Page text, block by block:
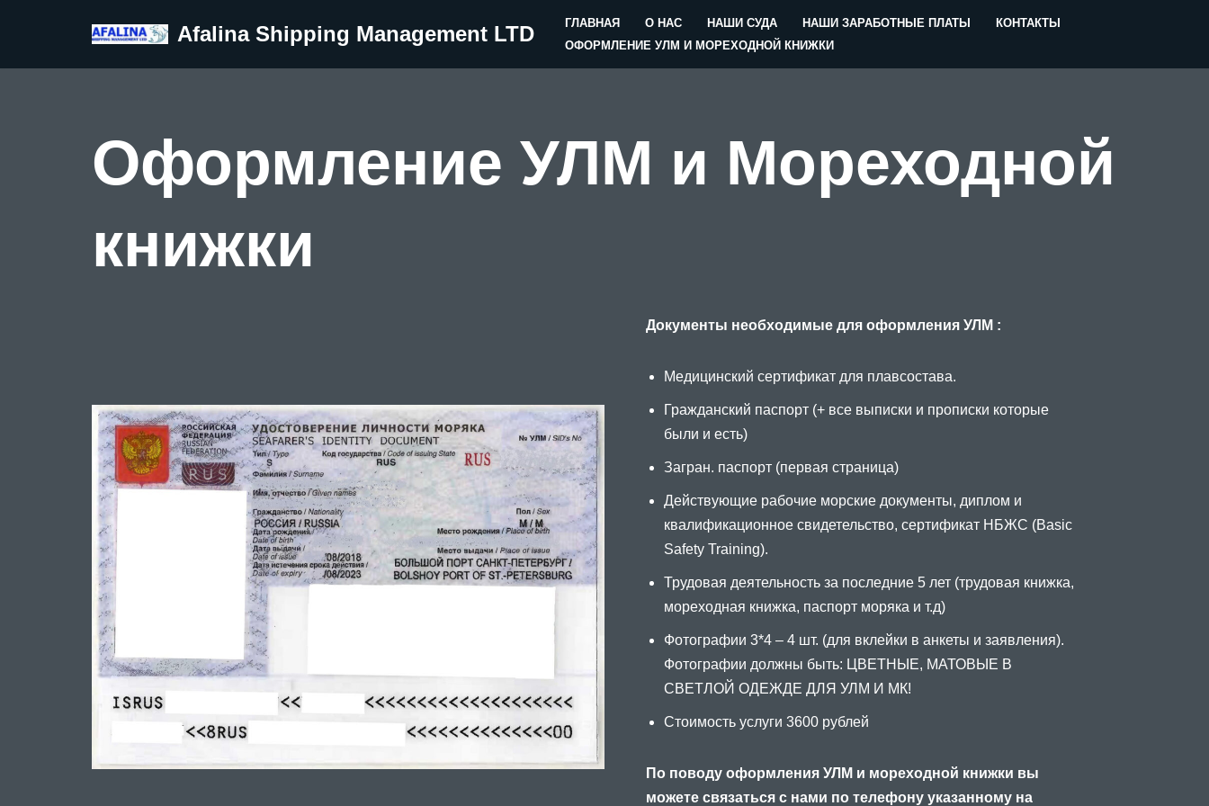
Afalina Shipping Management LTD ГЛАВНАЯ О НАС НАШИ СУДА НАШИ ЗАРАБОТНЫЕ ПЛАТЫ
КОНТАКТЫ
ОФОРМЛЕНИЕ УЛМ И МОРЕХОДНОЙ КНИЖКИ
Оформление УЛМ и Мореходной
книжки
Документы необходимые для оформления УЛМ :
Медицинский сертификат для плавсостава.
Гражданский паспорт (+ все выписки и прописки которые
были и есть)
Загран. паспорт (первая страница)
Действующие рабочие морские документы, диплом и
квалификационное свидетельство, сертификат НБЖС (Basic
Safety Training).
Трудовая деятельность за последние 5 лет (трудовая книжка,
мореходная книжка, паспорт моряка и т.д)
Фотографии 3*4 – 4 шт. (для вклейки в анкеты и заявления).
Фотографии должны быть: ЦВЕТНЫЕ, МАТОВЫЕ В
СВЕТЛОЙ ОДЕЖДЕ ДЛЯ УЛМ И МК!
Стоимость услуги 3600 рублей
По поводу оформления УЛМ и мореходной книжки вы
можете связаться с нами по телефону указанному на